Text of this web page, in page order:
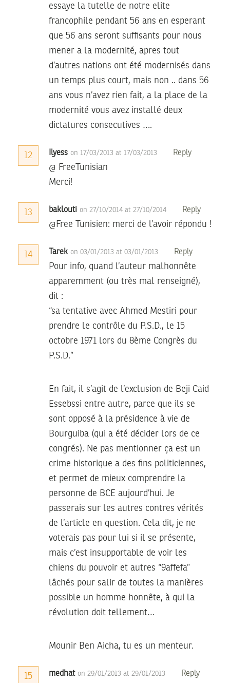
essaye la tutelle de notre elite
francophile pendant 56 ans en esperant
que 56 ans seront suffisants pour nous
mener a la modernité, apres tout
d’autres nations ont été modernisés dans
un temps plus court, mais non .. dans 56
ans vous n’avez rien fait, a la place de la
modernité vous avez installé deux
dictatures consecutives ….
12 Ilyess on 17/03/2013 at 17/03/2013 Reply
@ FreeTunisian
Merci!
13 baklouti on 27/10/2014 at 27/10/2014 Reply
@Free Tunisien: merci de l’avoir répondu !
14 Tarek on 03/01/2013 at 03/01/2013 Reply
Pour info, quand l’auteur malhonnête
apparemment (ou très mal renseigné),
dit :
“sa tentative avec Ahmed Mestiri pour
prendre le contrôle du P.S.D., le 15
octobre 1971 lors du 8ème Congrès du
P.S.D.”
En fait, il s’agit de l’exclusion de Beji Caid
Essebssi entre autre, parce que ils se
sont opposé à la présidence à vie de
Bourguiba (qui a été décider lors de ce
congrés). Ne pas mentionner ça est un
crime historique a des fins politiciennes,
et permet de mieux comprendre la
personne de BCE aujourd’hui. Je
passerais sur les autres contres vérités
de l’article en question. Cela dit, je ne
voterais pas pour lui si il se présente,
mais c’est insupportable de voir les
chiens du pouvoir et autres “9affefa”
lâchés pour salir de toutes la manières
possible un homme honnête, à qui la
révolution doit tellement…
Mounir Ben Aicha, tu es un menteur.
15 medhat on 29/01/2013 at 29/01/2013 Reply